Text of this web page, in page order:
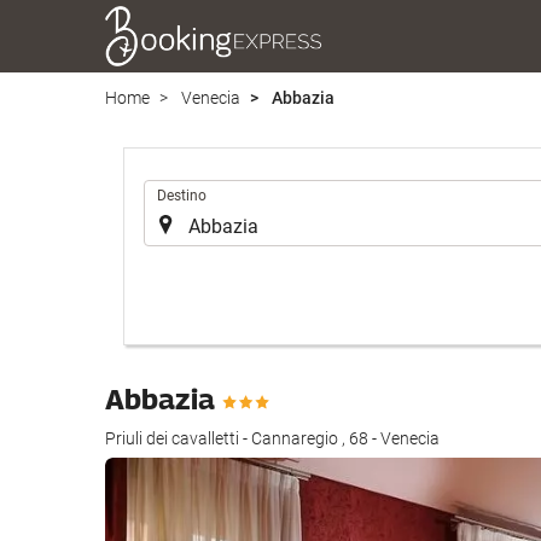
Home Venecia Abbazia
Introduzca
lugar
el
realizar
búsqueda
alojamiento..
Destino
Abbazia
Priuli dei cavalletti - Cannaregio , 68 - Venecia